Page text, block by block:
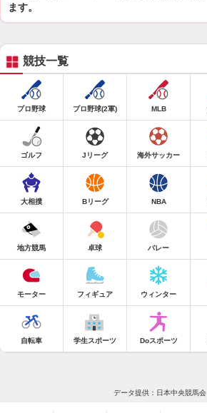
ます。
競技一覧
プロ野球 プロ野球(2軍) MLB
ゴルフ Jリーグ 海外サッカー
大相撲 Bリーグ NBA
地方競馬 卓球 バレー
モーター フィギュア ウィンター
自転車 学生スポーツ Doスポーツ
データ提供：日本中央競馬会